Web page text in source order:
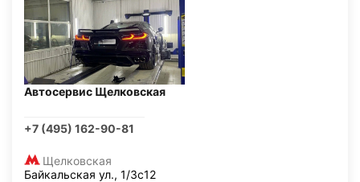
Автосервис Щелковская
+7 (495) 162-90-81
Щелковская
Байкальская ул., 1/3с12